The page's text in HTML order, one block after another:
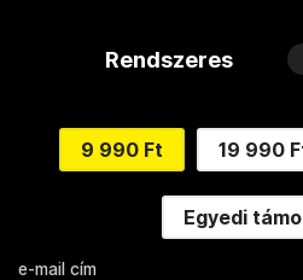
Rendszeres
9 990 Ft 19 990
Egyedi
e-mail cím